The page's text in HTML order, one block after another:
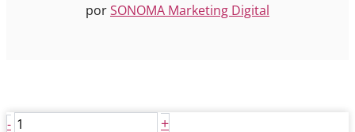
porSONOMA Marketing Digital
- Transfer
+